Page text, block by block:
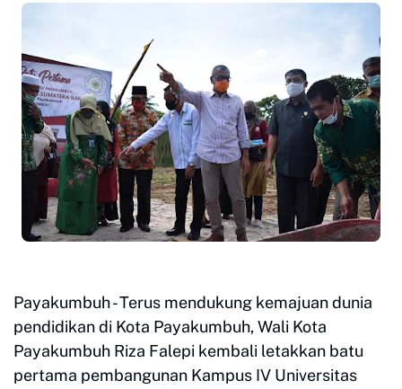
Payakumbuh - Terus mendukung kemajuan dunia
pendidikan di Kota Payakumbuh, Wali Kota
Payakumbuh Riza Falepi kembali letakkan batu
pertama pembangunan Kampus IV Universitas